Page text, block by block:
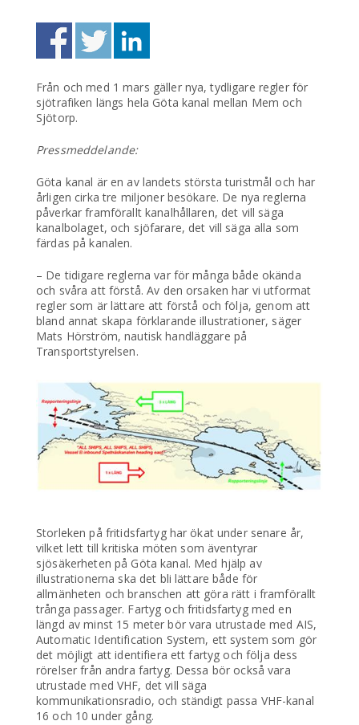
Från och med 1 mars gäller nya, tydligare regler för
sjötrafiken längs hela Göta kanal mellan Mem och
Sjötorp.
Pressmeddelande:
Göta kanal är en av landets största turistmål och har
årligen cirka tre miljoner besökare. De nya reglerna
påverkar framförallt kanalhållaren, det vill säga
kanalbolaget, och sjöfarare, det vill säga alla som
färdas på kanalen.
– De tidigare reglerna var för många både okända
och svåra att förstå. Av den orsaken har vi utformat
regler som är lättare att förstå och följa, genom att
bland annat skapa förklarande illustrationer, säger
Mats Hörström, nautisk handläggare på
Transportstyrelsen.
Storleken på fritidsfartyg har ökat under senare år,
vilket lett till kritiska möten som äventyrar
sjösäkerheten på Göta kanal. Med hjälp av
illustrationerna ska det bli lättare både för
allmänheten och branschen att göra rätt i framförallt
trånga passager. Fartyg och fritidsfartyg med en
längd av minst 15 meter bör vara utrustade med AIS,
Automatic Identification System, ett system som gör
det möjligt att identifiera ett fartyg och följa dess
rörelser från andra fartyg. Dessa bör också vara
utrustade med VHF, det vill säga
kommunikationsradio, och ständigt passa VHF-kanal
16 och 10 under gång.